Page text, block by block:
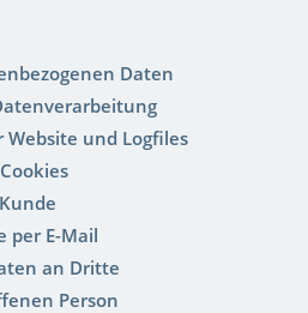
Daten
und Logfiles
per E-Mail
an Dritte
Person